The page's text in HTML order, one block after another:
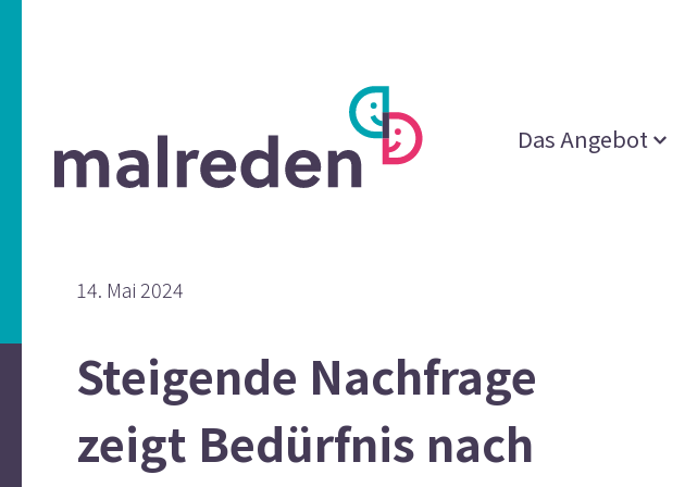
Das Angebot
14. Mai 2024
Steigende Nachfrage
zeigt Bedürfnis nach